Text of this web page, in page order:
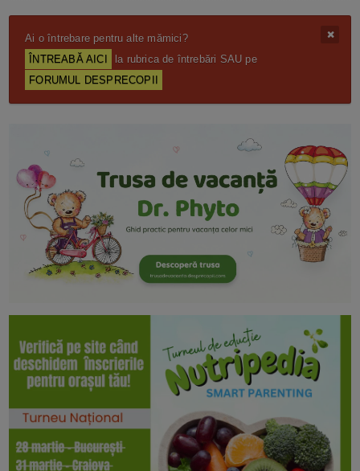
Ai o întrebare pentru alte mămici?
ÎNTREABĂ AICI
la rubrica de întrebări SAU pe
FORUMUL DESPRECOPII